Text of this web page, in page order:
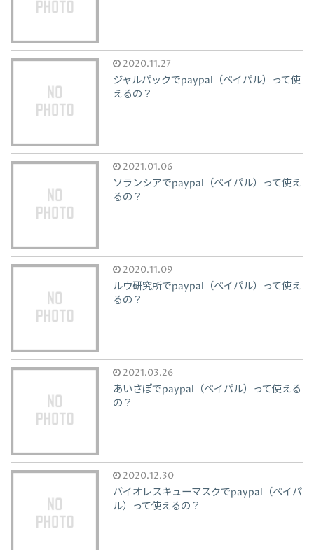
2020.11.27
ジャルパックでpaypal（ペイパル）って使
えるの？
2021.01.06
ソランシアでpaypal（ペイパル）って使え
るの？
2020.11.09
ルウ研究所でpaypal（ペイパル）って使え
るの？
2021.03.26
あいさぽでpaypal（ペイパル）って使える
の？
2020.12.30
バイオレスキューマスクでpaypal（ペイパ
ル）って使えるの？